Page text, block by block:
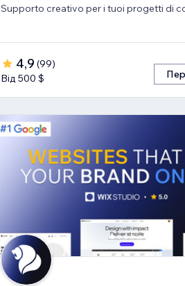
Supporto creativo per i tuoi progetti di
4,9 (99)
Від 500 $